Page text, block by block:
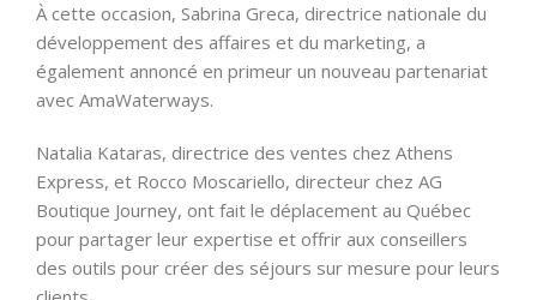
À cette occasion, Sabrina Greca, directrice nationale du
développement des affaires et du marketing, a
également annoncé en primeur un nouveau partenariat
avec AmaWaterways.
Natalia Kataras, directrice des ventes chez Athens
Express, et Rocco Moscariello, directeur chez AG
Boutique Journey, ont fait le déplacement au Québec
pour partager leur expertise et offrir aux conseillers
des outils pour créer des séjours sur mesure pour leurs